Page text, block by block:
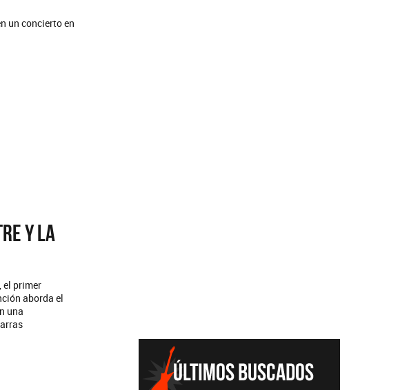
un concierto en
y La
el primer
aborda el
una